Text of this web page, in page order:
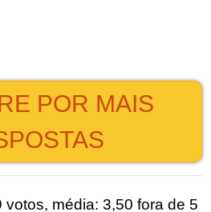
POR MAIS